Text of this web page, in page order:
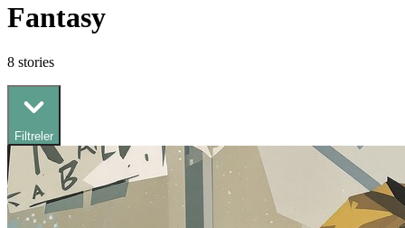
Fantasy
8 stories
Filtreler